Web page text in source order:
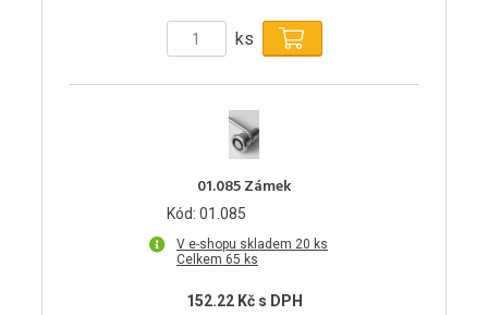
ks
01.085 Zámek
Kód: 01.085
V e-shopu skladem 20 ks
Celkem 65 ks
152.22 Kč s DPH